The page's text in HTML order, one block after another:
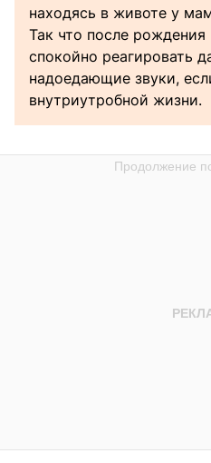
находясь в животе у
Так что после
спокойно реагировать
надоедающие звуки,
внутриутробной жизни.